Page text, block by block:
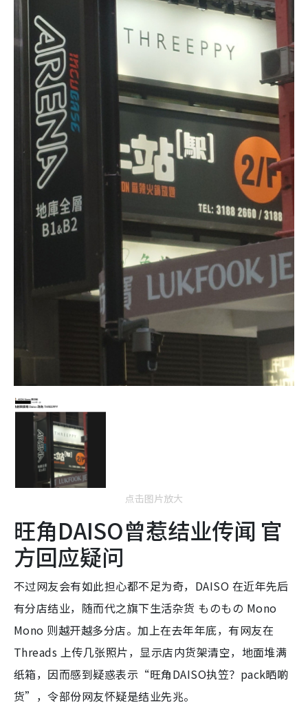
点击图片放大
旺角DAISO曾惹结业传闻 官
方回应疑问
不过网友会有如此担心都不足为奇，DAISO 在近年先后
有分店结业，随而代之旗下生活杂货 ものもの Mono
Mono 则越开越多分店。加上在去年年底，有网友在
Threads 上传几张照片，显示店内货架清空，地面堆满
纸箱，因而感到疑惑表示“旺角DAISO执笠？pack晒啲
货”，令部份网友怀疑是结业先兆。